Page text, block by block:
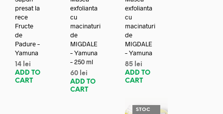
presat la
rece
Fructe
de
Padure –
Yamuna
14 lei
ADD TO
CART
exfolianta
cu
macinaturi
de
MIGDALE
– Yamuna
– 250 ml
60 lei
ADD TO
CART
exfolianta
cu
macinaturi
de
MIGDALE
– Yamuna
85 lei
ADD TO
CART
STOC